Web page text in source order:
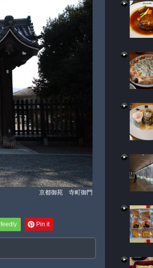
京都御苑 寺町御門
feedly Pin it